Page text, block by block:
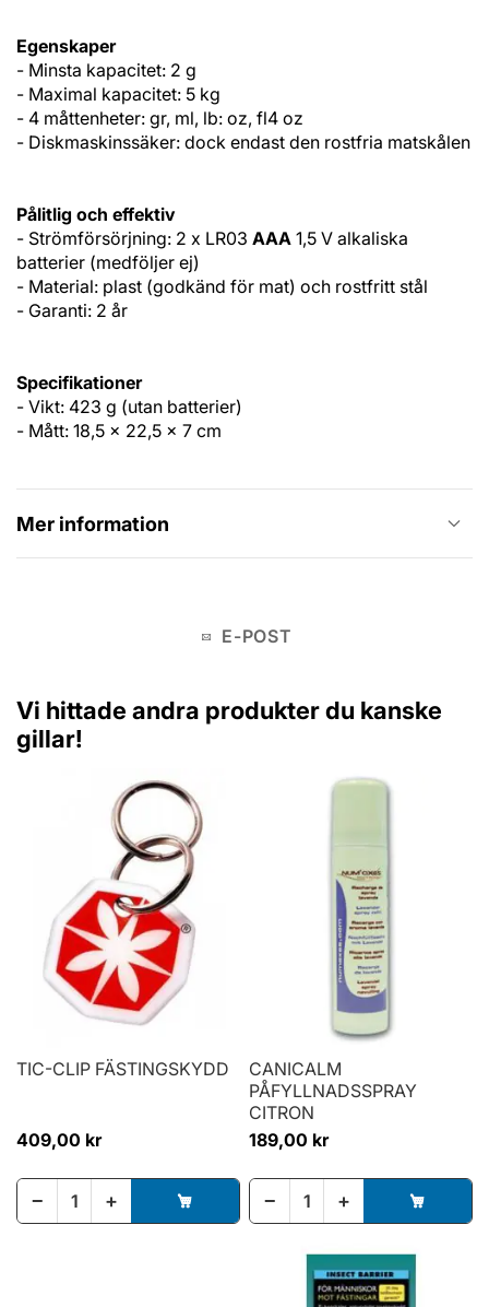
Egenskaper
- Minsta kapacitet: 2 g
- Maximal kapacitet: 5 kg
- 4 måttenheter: gr, ml, lb: oz, fl4 oz
- Diskmaskinssäker: dock endast den rostfria matskålen
Pålitlig och effektiv
- Strömförsörjning: 2 x LR03 AAA 1,5 V alkaliska
batterier (medföljer ej)
- Material: plast (godkänd för mat) och rostfritt stål
- Garanti: 2 år
Specifikationer
- Vikt: 423 g (utan batterier)
- Mått: 18,5 x 22,5 x 7 cm
Mer information
E-POST
Vi hittade andra produkter du kanske
gillar!
TIC-CLIP FÄSTINGSKYDD
409,00 kr
− +
CANICALM
PÅFYLLNADSSPRAY
CITRON
189,00 kr
− +